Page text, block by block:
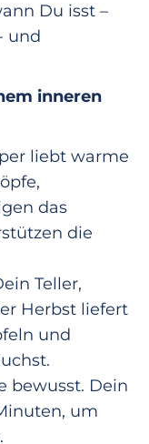
Du isst –
und
inneren
liebt warme
das
die
Teller,
Herbst liefert
und
bewusst. Dein
um